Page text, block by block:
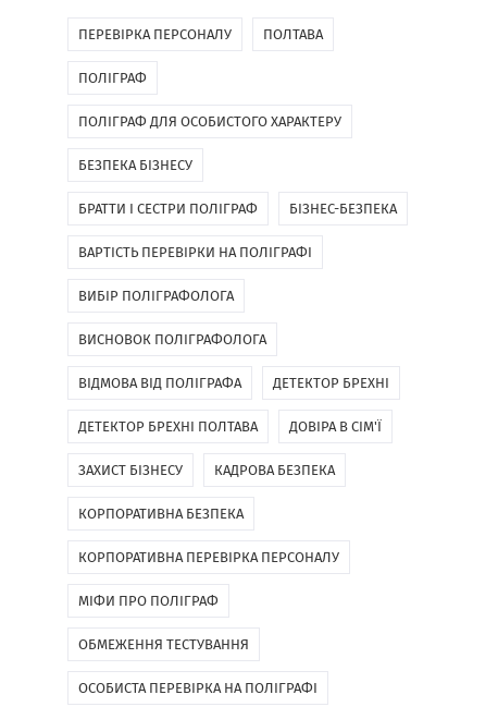
ПЕРЕВІРКА ПЕРСОНАЛУ ПОЛТАВА
ПОЛІГРАФ
ПОЛІГРАФ ДЛЯ ОСОБИСТОГО ХАРАКТЕРУ
БЕЗПЕКА БІЗНЕСУ
БРАТТИ І СЕСТРИ ПОЛІГРАФ БІЗНЕС-БЕЗПЕКА
ВАРТІСТЬ ПЕРЕВІРКИ НА ПОЛІГРАФІ
ВИБІР ПОЛІГРАФОЛОГА
ВИСНОВОК ПОЛІГРАФОЛОГА
ВІДМОВА ВІД ПОЛІГРАФА ДЕТЕКТОР БРЕХНІ
ДЕТЕКТОР БРЕХНІ ПОЛТАВА ДОВІРА В СІМ'Ї
ЗАХИСТ БІЗНЕСУ КАДРОВА БЕЗПЕКА
КОРПОРАТИВНА БЕЗПЕКА
КОРПОРАТИВНА ПЕРЕВІРКА ПЕРСОНАЛУ
МІФИ ПРО ПОЛІГРАФ
ОБМЕЖЕННЯ ТЕСТУВАННЯ
ОСОБИСТА ПЕРЕВІРКА НА ПОЛІГРАФІ